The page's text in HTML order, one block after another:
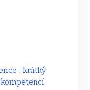
- krátký